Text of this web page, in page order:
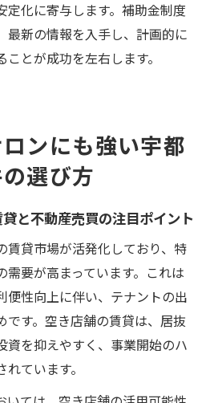
定化に寄与します。補助金制度
最新の情報を入手し、計画的に
とが成功を左右します。
ンにも強い宇都
選び方
と不動産売買の注目ポイント
賃貸市場が活発化しており、特
需要が高まっています。これは
便性向上に伴い、テナントの出
です。空き店舗の賃貸は、居抜
資を抑えやすく、事業開始のハ
ています。